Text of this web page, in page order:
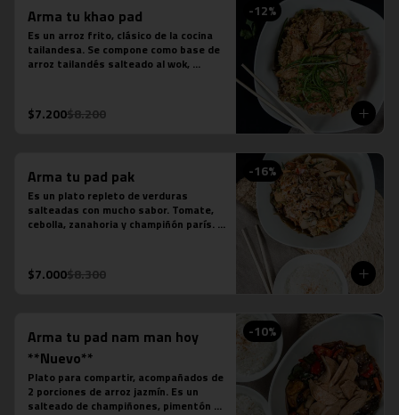
-12%
Arma tu khao pad
Es un arroz frito, clásico de la cocina
tailandesa. Se compone como base de
arroz tailandés salteado al wok,
salsa tamarindo.
$7.200$8.200
-16%
Arma tu pad pak
Es un plato repleto de verduras
salteadas con mucho sabor. Tomate,
cebolla, zanahoria y champiñón parís.
de pescado.
$7.000$8.300
-10%
Arma tu pad nam man hoy
**Nuevo**
Plato para compartir, acompañados de
2 porciones de arroz jazmín. Es un
salteado de champiñones, pimentón